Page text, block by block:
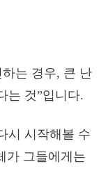
는 경우, 큰 난
는 것”입니다.
시 시작해볼 수
가 그들에게는